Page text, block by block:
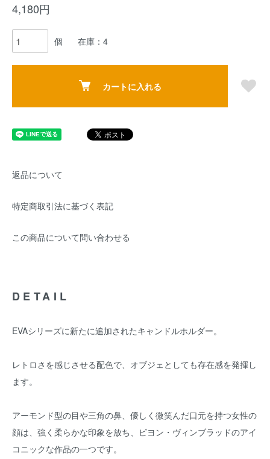
4,180円
個 在庫：4
カートに入れる
返品について
特定商取引法に基づく表記
この商品について問い合わせる
DETAIL
EVAシリーズに新たに追加されたキャンドルホルダー。
レトロさを感じさせる配色で、オブジェとしても存在感を発揮し
ます。
アーモンド型の目や三角の鼻、優しく微笑んだ口元を持つ女性の
顔は、強く柔らかな印象を放ち、ビヨン・ヴィンブラッドのアイ
コニックな作品の一つです。